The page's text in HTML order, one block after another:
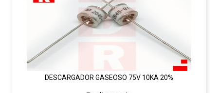
DESCARGADOR GASEOSO 75V 10KA 20%